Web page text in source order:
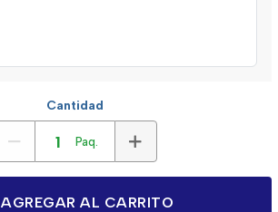
Cantidad
Paq.
AGREGAR AL CARRITO